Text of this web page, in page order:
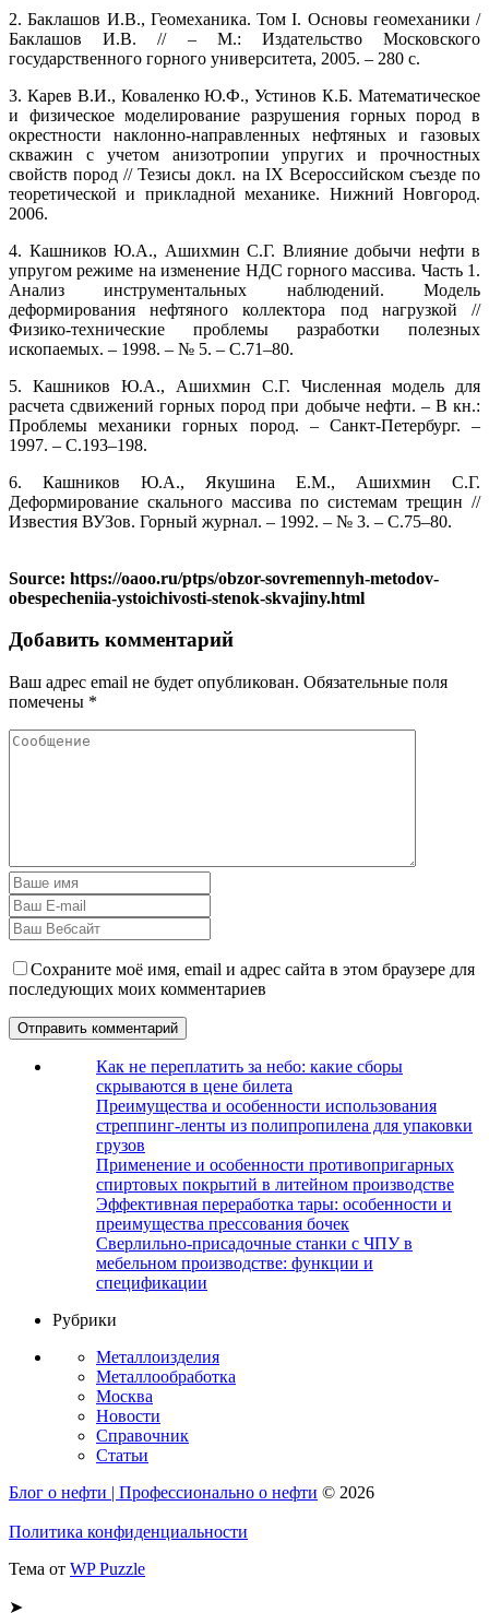
2. Баклашов И.В., Геомеханика. Том I. Основы геомеханики /
Баклашов И.В. // – М.: Издательство Московского
государственного горного университета, 2005. – 280 с.
3. Карев В.И., Коваленко Ю.Ф., Устинов К.Б. Математическое
и физическое моделирование разрушения горных пород в
окрестности наклонно-направленных нефтяных и газовых
скважин с учетом анизотропии упругих и прочностных
свойств пород // Тезисы докл. на IX Всероссийском съезде по
теоретической и прикладной механике. Нижний Новгород.
2006.
4. Кашников Ю.А., Ашихмин С.Г. Влияние добычи нефти в
упругом режиме на изменение НДС горного массива. Часть 1.
Анализ инструментальных наблюдений. Модель
деформирования нефтяного коллектора под нагрузкой //
Физико-технические проблемы разработки полезных
ископаемых. – 1998. – № 5. – С.71–80.
5. Кашников Ю.А., Ашихмин С.Г. Численная модель для
расчета сдвижений горных пород при добыче нефти. – В кн.:
Проблемы механики горных пород. – Санкт-Петербург. –
1997. – С.193–198.
6. Кашников Ю.А., Якушина Е.М., Ашихмин С.Г.
Деформирование скального массива по системам трещин //
Известия ВУЗов. Горный журнал. – 1992. – № 3. – С.75–80.
Source: https://oaoo.ru/ptps/obzor-sovremennyh-metodov-
obespecheniia-ystoichivosti-stenok-skvajiny.html
Добавить комментарий
Ваш адрес email не будет опубликован. Обязательные поля
помечены *
Сохраните моё имя, email и адрес сайта в этом браузере для
последующих моих комментариев
Как не переплатить за небо: какие сборы
скрываются в цене билета
Преимущества и особенности использования
стреппинг-ленты из полипропилена для упаковки
грузов
Применение и особенности противопригарных
спиртовых покрытий в литейном производстве
Эффективная переработка тары: особенности и
преимущества прессования бочек
Сверлильно-присадочные станки с ЧПУ в
мебельном производстве: функции и
спецификации
Рубрики
Металлоизделия
Металлообработка
Москва
Новости
Справочник
Статьи
Блог о нефти | Профессионально о нефти © 2026
Политика конфиденциальности
Тема от WP Puzzle
➤